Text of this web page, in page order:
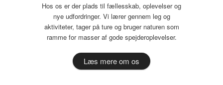
Hos os er der plads til fællesskab, oplevelser og
nye udfordringer. Vi lærer gennem leg og
aktiviteter, tager på ture og bruger naturen som
ramme for masser af gode spejderoplevelser.
Læs mere om os